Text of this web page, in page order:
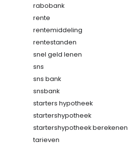
rabobank
rente
rentemiddeling
rentestanden
snel geld lenen
sns
sns bank
snsbank
starters hypotheek
startershypotheek
startershypotheek berekenen
tarieven